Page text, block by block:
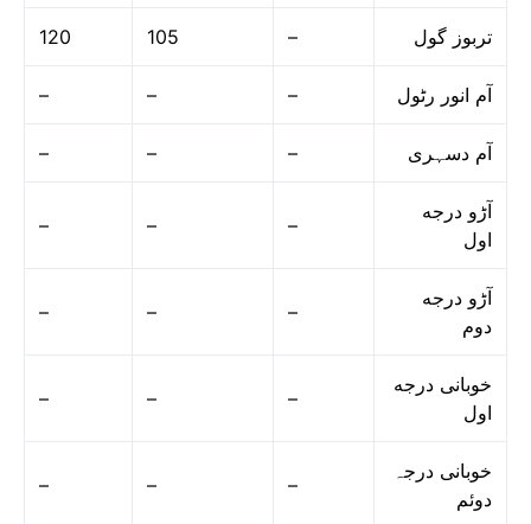
120 105 – تربوز گول
– – – آم انور رٹول
– – – آم دسہری
– – –
آڑو درجه
اول
– – –
آڑو درجه
دوم
– – –
خوبانی درجه
اول
– – –
خوبانی درجہ
دوئم